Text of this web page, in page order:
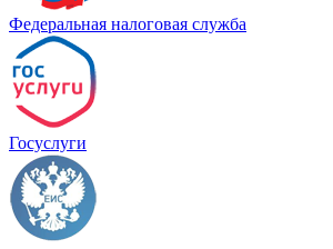
Федеральная налоговая служба
Госуслуги